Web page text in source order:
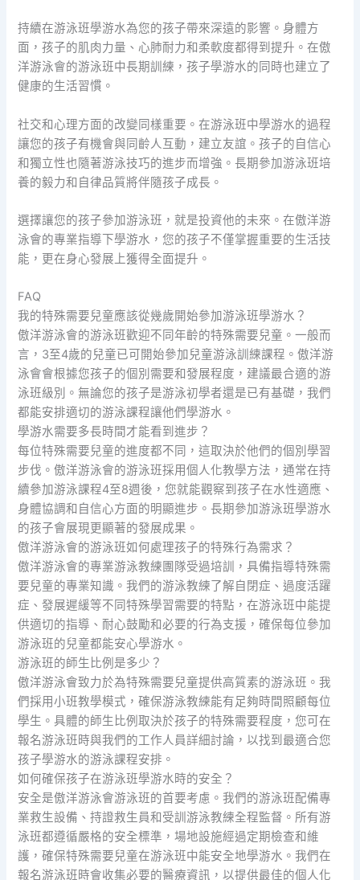
持續在游泳班學游水為您的孩子帶來深遠的影響。身體方
面，孩子的肌肉力量、心肺耐力和柔軟度都得到提升。在傲
洋游泳會的游泳班中長期訓練，孩子學游水的同時也建立了
健康的生活習慣。
社交和心理方面的改變同樣重要。在游泳班中學游水的過程
讓您的孩子有機會與同齡人互動，建立友誼。孩子的自信心
和獨立性也隨著游泳技巧的進步而增強。長期參加游泳班培
養的毅力和自律品質將伴隨孩子成長。
選擇讓您的孩子參加游泳班，就是投資他的未來。在傲洋游
泳會的專業指導下學游水，您的孩子不僅掌握重要的生活技
能，更在身心發展上獲得全面提升。
FAQ
我的特殊需要兒童應該從幾歲開始參加游泳班學游水？
傲洋游泳會的游泳班歡迎不同年齡的特殊需要兒童。一般而
言，3至4歲的兒童已可開始參加兒童游泳訓練課程。傲洋游
泳會會根據您孩子的個別需要和發展程度，建議最合適的游
泳班級別。無論您的孩子是游泳初學者還是已有基礎，我們
都能安排適切的游泳課程讓他們學游水。
學游水需要多長時間才能看到進步？
每位特殊需要兒童的進度都不同，這取決於他們的個別學習
步伐。傲洋游泳會的游泳班採用個人化教學方法，通常在持
續參加游泳課程4至8週後，您就能觀察到孩子在水性適應、
身體協調和自信心方面的明顯進步。長期參加游泳班學游水
的孩子會展現更顯著的發展成果。
傲洋游泳會的游泳班如何處理孩子的特殊行為需求？
傲洋游泳會的專業游泳教練團隊受過培訓，具備指導特殊需
要兒童的專業知識。我們的游泳教練了解自閉症、過度活躍
症、發展遲緩等不同特殊學習需要的特點，在游泳班中能提
供適切的指導、耐心鼓勵和必要的行為支援，確保每位參加
游泳班的兒童都能安心學游水。
游泳班的師生比例是多少？
傲洋游泳會致力於為特殊需要兒童提供高質素的游泳班。我
們採用小班教學模式，確保游泳教練能有足夠時間照顧每位
學生。具體的師生比例取決於孩子的特殊需要程度，您可在
報名游泳班時與我們的工作人員詳細討論，以找到最適合您
孩子學游水的游泳課程安排。
如何確保孩子在游泳班學游水時的安全？
安全是傲洋游泳會游泳班的首要考慮。我們的游泳班配備專
業救生設備、持證救生員和受訓游泳教練全程監督。所有游
泳班都遵循嚴格的安全標準，場地設施經過定期檢查和維
護，確保特殊需要兒童在游泳班中能安全地學游水。我們在
報名游泳班時會收集必要的醫療資訊，以提供最佳的個人化